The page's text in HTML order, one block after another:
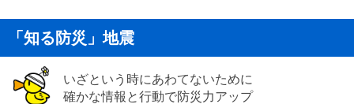
「知る防災」地震
いざという時にあわてないために
確かな情報と行動で防災力アップ